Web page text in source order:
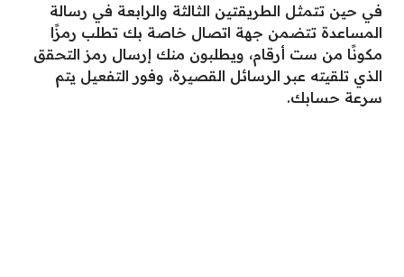
في حين تتمثل الطريقتين الثالثة والرابعة في رسالة
المساعدة تتضمن جهة اتصال خاصة بك تطلب رمزًا
مكونًا من ست أرقام، ويطلبون منك إرسال رمز التحقق
الذي تلقيته عبر الرسائل القصيرة، وفور التفعيل يتم
سرعة حسابك.